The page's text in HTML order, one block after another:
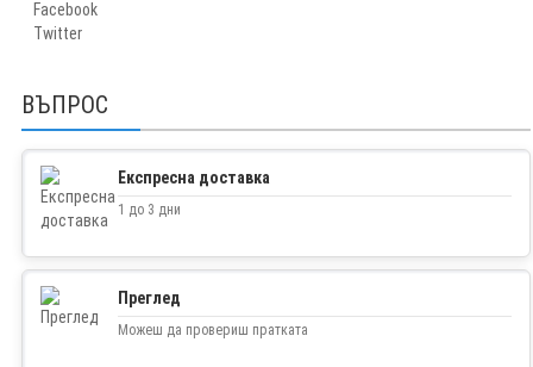
Facebook
Twitter
ВЪПРОС
Експресна доставка
1 до 3 дни
Преглед
Можеш да провериш пратката